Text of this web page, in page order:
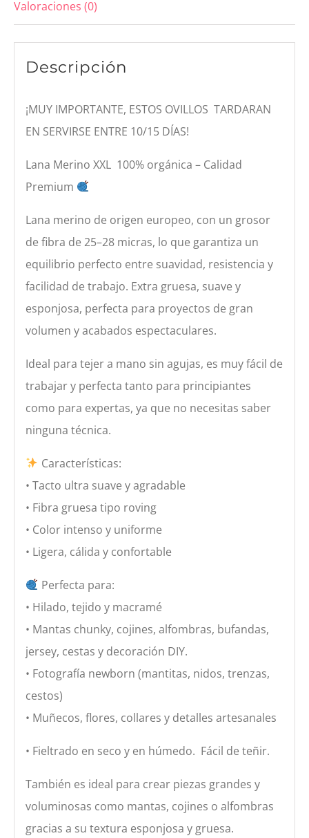
Valoraciones (0)
Descripción
¡MUY IMPORTANTE, ESTOS OVILLOS TARDARAN
EN SERVIRSE ENTRE 10/15 DÍAS!
Lana Merino XXL 100% orgánica – Calidad
Premium
Lana merino de origen europeo, con un grosor
de fibra de 25–28 micras, lo que garantiza un
equilibrio perfecto entre suavidad, resistencia y
facilidad de trabajo. Extra gruesa, suave y
esponjosa, perfecta para proyectos de gran
volumen y acabados espectaculares.
Ideal para tejer a mano sin agujas, es muy fácil de
trabajar y perfecta tanto para principiantes
como para expertas, ya que no necesitas saber
ninguna técnica.
Características:
• Tacto ultra suave y agradable
• Fibra gruesa tipo roving
• Color intenso y uniforme
• Ligera, cálida y confortable
Perfecta para:
• Hilado, tejido y macramé
• Mantas chunky, cojines, alfombras, bufandas,
jersey, cestas y decoración DIY.
• Fotografía newborn (mantitas, nidos, trenzas,
cestos)
• Muñecos, flores, collares y detalles artesanales
• Fieltrado en seco y en húmedo. Fácil de teñir.
También es ideal para crear piezas grandes y
voluminosas como mantas, cojines o alfombras
gracias a su textura esponjosa y gruesa.